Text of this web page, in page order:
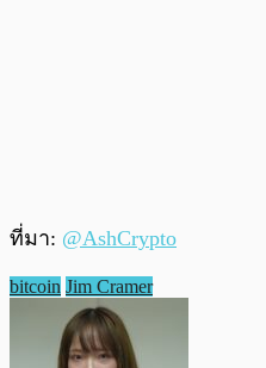
ที่มา: @AshCrypto
bitcoin Jim Cramer